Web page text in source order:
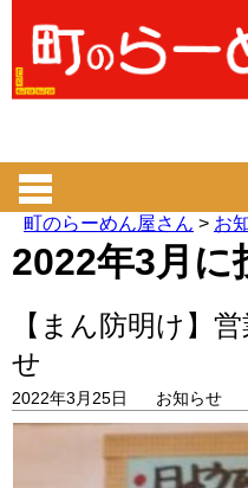
町のらーめん屋さん > お
2022年3月に
【まん防明け】
せ
2022年3月25日 お知らせ